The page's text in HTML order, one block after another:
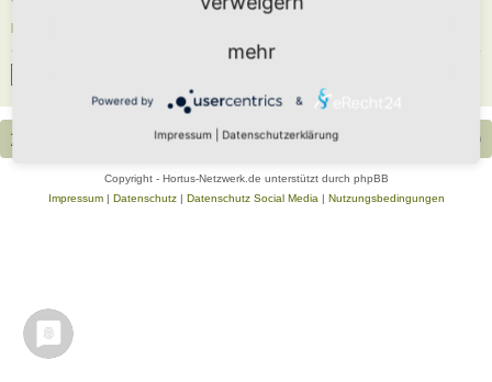
Foren-Übersicht Alle Zeiten sind UTC+02:00
Copyright - Hortus-Netzwerk.de unterstützt durch phpBB
Impressum| Datenschutz| Datenschutz Social Media Nutzungsbedingungen
mehr
Powered by &
Impressum Datenschutzerklärung